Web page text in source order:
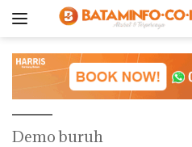
Demo buruh